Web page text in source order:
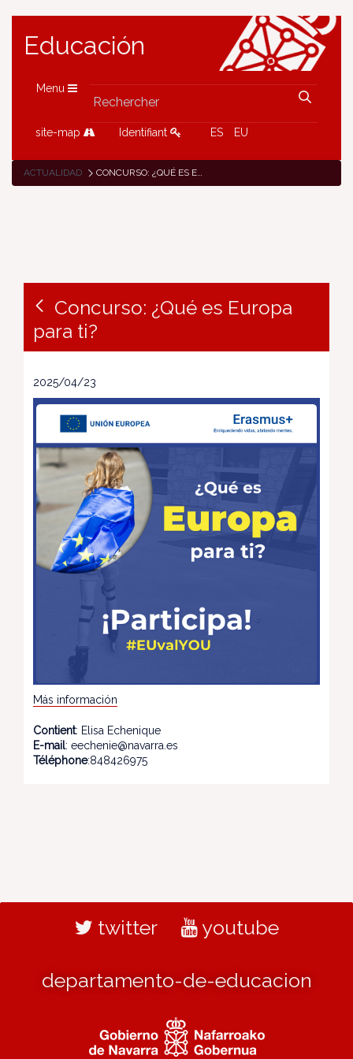
Educación
Menu
site-map Identifiant ES EU
ACTUALIDAD CONCURSO: ¿QUÉ ES EUROPA PARA TI?
Concurso: ¿Qué es Europa
para ti?
2025/04/23
Más información
Contient: Elisa Echenique
E-mail: eechenie@navarra.es
Téléphone:848426975
twitter youtube
departamento-de-educacion